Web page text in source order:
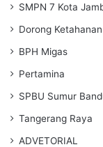
SMPN 7 Kota
Dorong
BPH Migas
Pertamina
SPBU Sumur
Tangerang Raya
ADVETORIAL